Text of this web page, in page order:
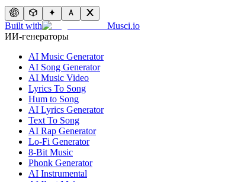
Built with
Musci.io
ИИ-генераторы
AI Music Generator
AI Song Generator
AI Music Video
Lyrics To Song
Hum to Song
AI Lyrics Generator
Text To Song
AI Rap Generator
Lo-Fi Generator
8-Bit Music
Phonk Generator
AI Instrumental